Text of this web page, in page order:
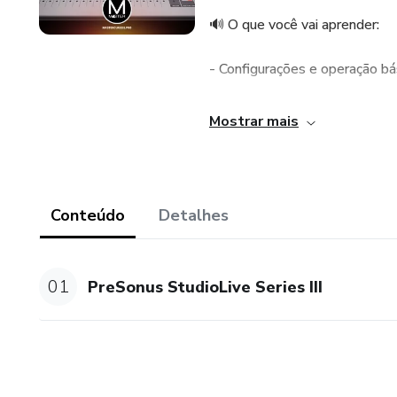
🔊 O que você vai aprender:
- Configurações e operação
- Uso dos recursos de
👨‍🏫 Por que aprender com a
Mostrar mais
Conteúdo Detalhes
01 PreSonus StudioLive Series III